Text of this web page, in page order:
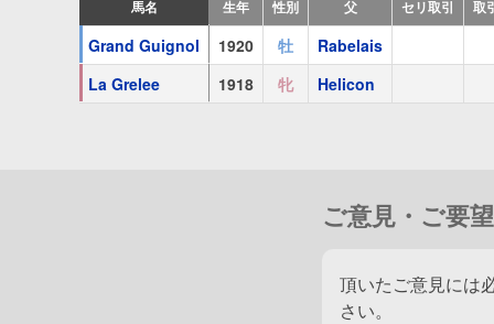
馬名 生年 性別 父 セリ取引 取
Grand Guignol 1920 牡
Rabelais
La Grelee
1918 牝 Helicon
ご意見・ご要望
頂いたご意見には
さい。